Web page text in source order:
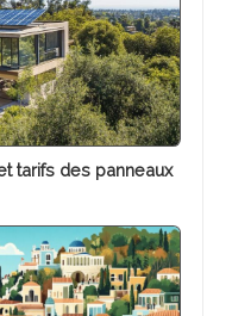
tarifs des panneaux